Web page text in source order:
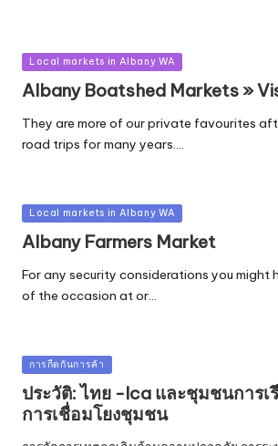
Posted
Local markets in Albany WA
Albany Boatshed Markets »
They are more of our private favourites
road trips for many years.…
Posted
Local markets in Albany WA
Albany Farmers Market
For any security considerations you might
of the occasion at or…
Posted
in
การกีดกันการค้า
ประวัติ: ไทย -lca และชุมชนการเ
การเชื่อมโยงชุมชน